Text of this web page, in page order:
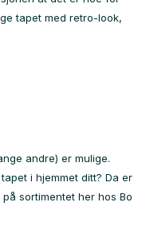
tapet med retro-look,
andre) er mulige.
i hjemmet ditt? Da er
sortimentet her hos Bo